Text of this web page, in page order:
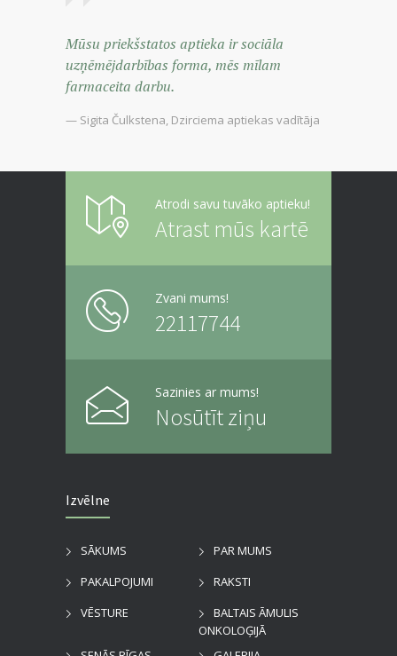
Mūsu priekšstatos aptieka ir sociāla
uzņēmējdarbības forma, mēs mīlam
farmaceita darbu.
— Sigita Čulkstena, Dzirciema aptiekas vadītāja
Atrodi savu tuvāko aptieku!
Atrast mūs kartē
Zvani mums!
22117744
Sazinies ar mums!
Nosūtīt ziņu
Izvēlne
SĀKUMS
PAR MUMS
PAKALPOJUMI
RAKSTI
VĒSTURE
BALTAIS ĀMULIS
ONKOLOĢIJĀ